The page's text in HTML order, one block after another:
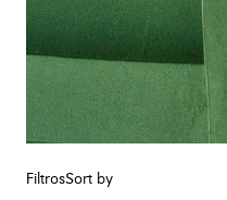
FiltrosSort by